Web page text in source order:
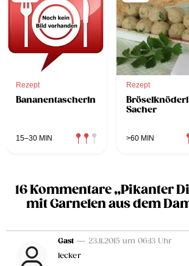
Rezept
Bananentascherln
15–30 MIN
Rezept
Bröselknöderl
Sacher
>60 MIN
16 Kommentare „Pikanter
mit Garnelen aus dem
Gast — 23.11.2015 um 06:13 Uhr
lecker